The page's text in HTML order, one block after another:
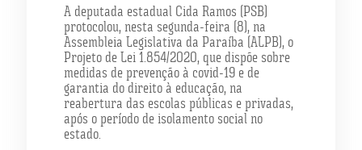
A deputada estadual Cida Ramos (PSB)
protocolou, nesta segunda-feira (8), na
Assembleia Legislativa da Paraíba (ALPB), o
Projeto de Lei 1.854/2020, que dispõe sobre
medidas de prevenção à covid-19 e de
garantia do direito à educação, na
reabertura das escolas públicas e privadas,
após o período de isolamento social no
estado.